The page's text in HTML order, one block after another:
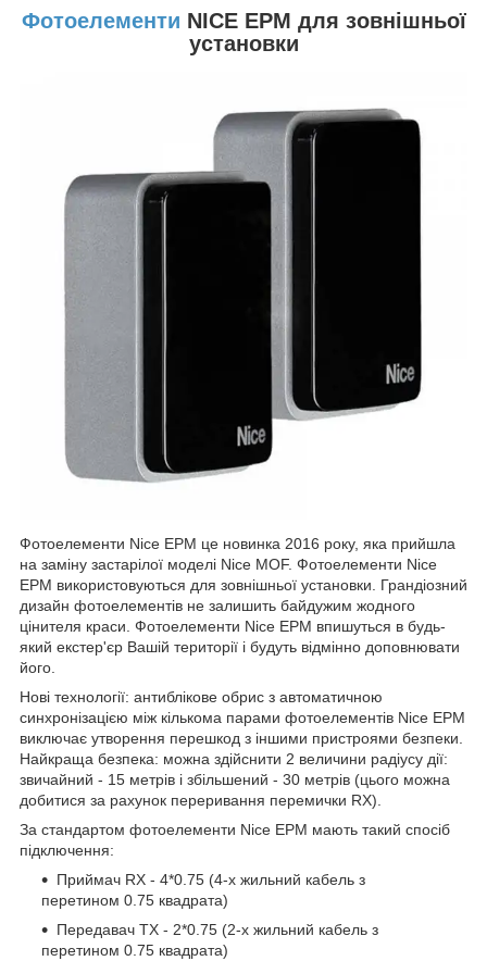
Фотоелементи NICE EPM для зовнішньої
установки
Фотоелементи Nice EPM це новинка 2016 року, яка прийшла
на заміну застарілої моделі Nice MOF. Фотоелементи Nice
EPM використовуються для зовнішньої установки. Грандіозний
дизайн фотоелементів не залишить байдужим жодного
цінителя краси. Фотоелементи Nice EPM впишуться в будь-
який екстер'єр Вашій території і будуть відмінно доповнювати
його.
Нові технології: антиблікове обрис з автоматичною
синхронізацією між кількома парами фотоелементів Nice EPM
виключає утворення перешкод з іншими пристроями безпеки.
Найкраща безпека: можна здійснити 2 величини радіусу дії:
звичайний - 15 метрів і збільшений - 30 метрів (цього можна
добитися за рахунок переривання перемички RX).
За стандартом фотоелементи Nice EPM мають такий спосіб
підключення:
Приймач RX - 4*0.75 (4-х жильний кабель з
перетином 0.75 квадрата)
Передавач TX - 2*0.75 (2-х жильний кабель з
перетином 0.75 квадрата)